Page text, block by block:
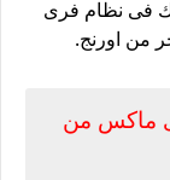
فى نظام فرى
من اورنج.
ماكس من